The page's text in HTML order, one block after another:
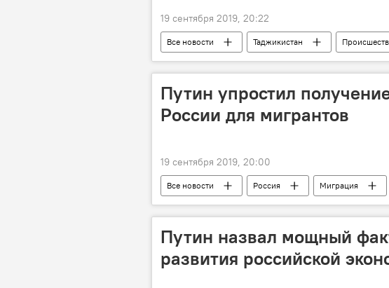
19 сентября 2019, 20:22
Все новости Таджикистан
ревность
Новости Худжанда и Согдийской
Путин упростил
России для мигрантов
19 сентября 2019, 20:00
Все новости Россия Миграция
Новости мигрантов из Центральной Азии в России
Путин назвал мощный
развития российской